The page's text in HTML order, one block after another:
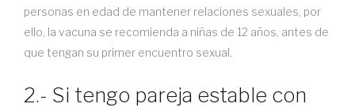
personas en edad de mantener relaciones sexuales, por
ello, la vacuna se recomienda a niñas de 12 años, antes de
que tengan su primer encuentro sexual.
2.- Si tengo pareja estable con